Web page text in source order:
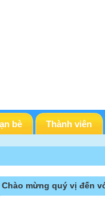
bè Thành viên
Chào mừng quý vị đến